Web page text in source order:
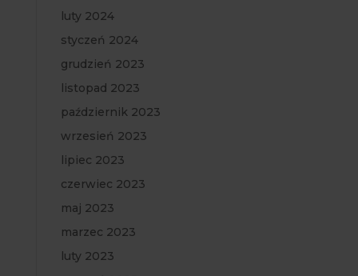
luty 2024
styczeń 2024
grudzień 2023
listopad 2023
październik 2023
wrzesień 2023
lipiec 2023
czerwiec 2023
maj 2023
marzec 2023
luty 2023